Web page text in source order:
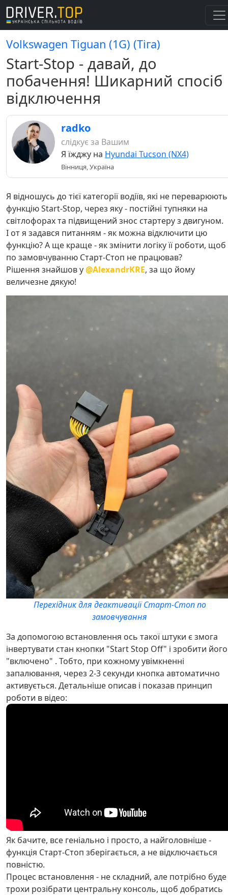
Volkswagen Tiguan (1G) (Тіга)
Start-Stop - давай, до
побачення! Шикарний спосіб
відключення
radko
слідкує за Вашим
Я їжджу на Hyundai Tucson (NX4)
Вінниця, Україна
Я відношусь до тієї категорії водіїв, які не переварюють
функцію Start-Stop, через яку - постійні тупняки на
світлофорах та підвищений знос стартеру з двигуном.
І от я задався питанням - як можна відключити цю
функцію? А ще краще - як змінити логіку її роботи, щоб
по замовчуванню Старт-Стоп не працював?
Рішення знайшов у@AlexandrKRE, за що йому
величезне дякую!
Перехідник для деактивації Старт-Стоп по
замовчування
За допомогою встановлення ось такої штуки є змога
інвертувати стан кнопки "Start Stop Off" і зробити його
"включено" . Тобто, при кожному увімкненні
запалювання, через 2-3 секунди кнопка автоматично
активується. Детальніше описав і показав принцип
роботи в відео:
Як бачите, все геніально і просто, а найголовніше -
функція Старт-Стоп зберігається, а не відключається
повністю.
Процес встановлення - не складний, але потрібно буде
трохи розібрати центральну консоль, щоб добратись